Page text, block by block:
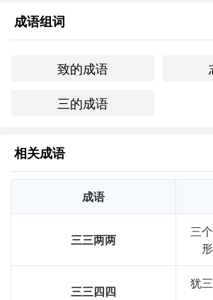
个人应用
在我自己的生活中，曾经在学一门外语
非常沮丧。后来我告诉自己要“三致志”
在考试中取得了令人满意的成绩。
创造性使用
志存高远三致志，
风雨兼程不言弃。
愿乘东风展翅飞，
跨文化比较
成语组词
致的成语
三的成语
相关成语
成语
三三两两
三
三三四四
犹